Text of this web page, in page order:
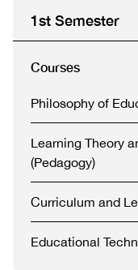
1st Semester
Courses
Philosophy of
Learning Theory
(Pedagogy)
Curriculum and
Educational